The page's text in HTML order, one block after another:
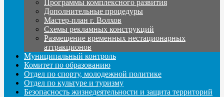
Программы комплексного развития
Дополнительные процедуры
Мастер-план г. Волхов
Схемы рекламных конструкций
Размещение временных нестационарных
аттракционов
Муниципальный контроль
Комитет по образованию
Отдел по спорту, молодежной политике
Отдел по культуре и туризму
Безопасность жизнедеятельности и защита территорий